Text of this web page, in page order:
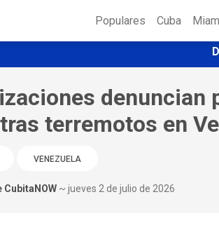
Populares Cuba
denuncian
terremotos en
VENEZUELA
CubitaNOW ~ jueves 2 de julio de 2026